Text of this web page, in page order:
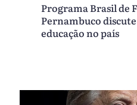
Programa Brasil de
Pernambuco
educação no país